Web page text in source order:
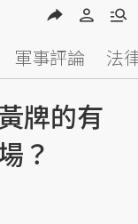
軍事評論 法
牌的有
？